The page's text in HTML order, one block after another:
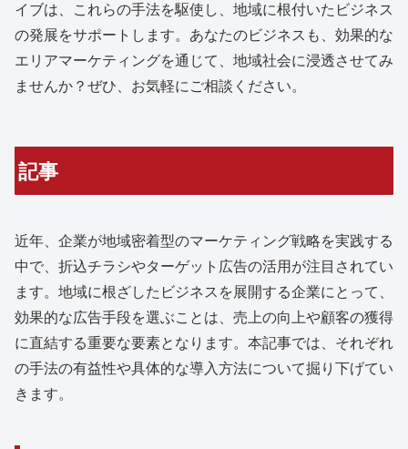
イブは、これらの手法を駆使し、地域に根付いたビジネス
の発展をサポートします。あなたのビジネスも、効果的な
エリアマーケティングを通じて、地域社会に浸透させてみ
ませんか？ぜひ、お気軽にご相談ください。
記事
近年、企業が地域密着型のマーケティング戦略を実践する
中で、折込チラシやターゲット広告の活用が注目されてい
ます。地域に根ざしたビジネスを展開する企業にとって、
効果的な広告手段を選ぶことは、売上の向上や顧客の獲得
に直結する重要な要素となります。本記事では、それぞれ
の手法の有益性や具体的な導入方法について掘り下げてい
きます。